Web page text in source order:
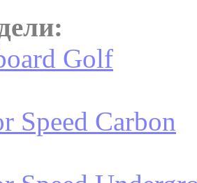
Golf
Speed Carbon